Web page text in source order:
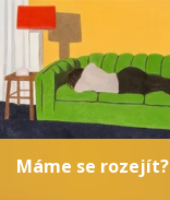
Máme se rozejít?